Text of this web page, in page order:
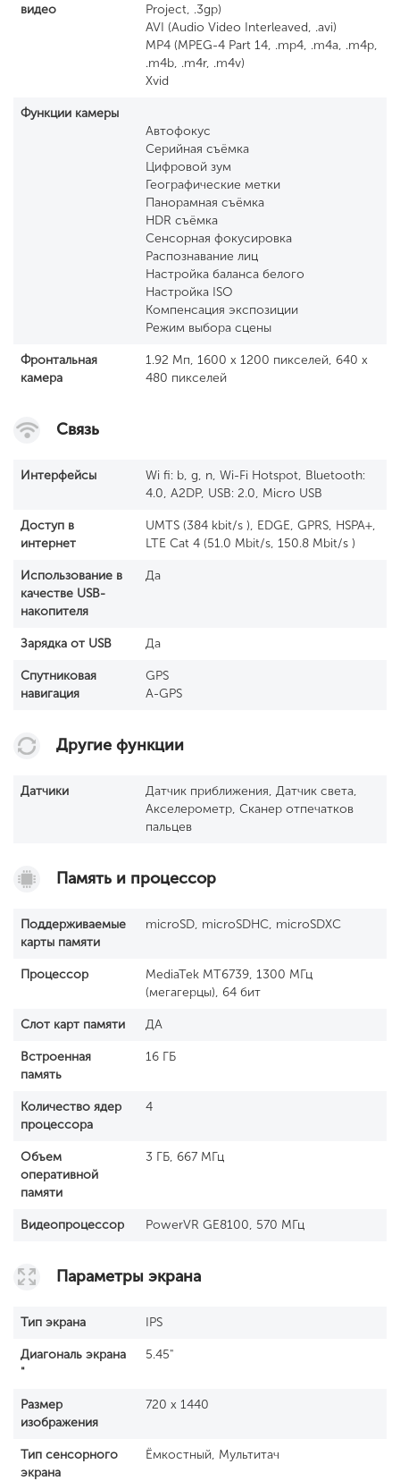
видео
Project, .3gp)
AVI (Audio Video Interleaved, .avi)
MP4 (MPEG-4 Part 14, .mp4, .m4a, .m4p,
.m4b, .m4r, .m4v)
Xvid
Функции камеры
Автофокус
Серийная съёмка
Цифровой зум
Географические метки
Панорамная съёмка
HDR съёмка
Сенсорная фокусировка
Распознавание лиц
Настройка баланса белого
Настройка ISO
Компенсация экспозиции
Режим выбора сцены
Фронтальная
камера
1.92 Мп, 1600 x 1200 пикселей, 640 x
480 пикселей
Связь
Интерфейсы
Wi fi: b, g, n, Wi-Fi Hotspot, Bluetooth:
4.0, A2DP, USB: 2.0, Micro USB
Доступ в
интернет
UMTS (384 kbit/s ), EDGE, GPRS, HSPA+,
LTE Cat 4 (51.0 Mbit/s, 150.8 Mbit/s )
Использование в
качестве USB-
накопителя
Да
Зарядка от USB Да
Спутниковая
навигация
GPS
A-GPS
Другие функции
Датчики
Датчик приближения, Датчик света,
Акселерометр, Сканер отпечатков
пальцев
Память и процессор
Поддерживаемые
карты памяти
microSD, microSDHC, microSDXC
Процессор
MediaTek MT6739, 1300 МГц
(мегагерцы), 64 бит
Слот карт памяти ДА
Встроенная
память
16 ГБ
Количество ядер
процессора
4
Объем
оперативной
памяти
3 ГБ, 667 МГц
Видеопроцессор PowerVR GE8100, 570 МГц
Параметры экрана
Тип экрана IPS
Диагональ экрана
"
5.45"
Размер
изображения
720 x 1440
Тип сенсорного
экрана
Ёмкостный, Мультитач